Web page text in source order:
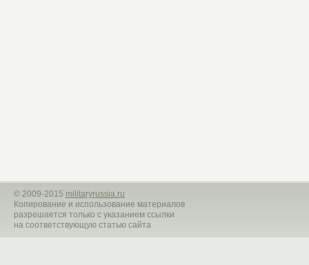
© 2009-2015 militaryrussia.ru
Копирование и использование материалов
разрешается только с указанием ссылки
на соответствующую статью сайта